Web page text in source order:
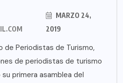
MARZO 24,
2019
de Periodistas de Turismo,
de periodistas de turismo
primera asamblea del